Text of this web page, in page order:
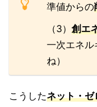
準値からの
（3） 創エ
一次エネ
ね）
こうしたネット・ゼ